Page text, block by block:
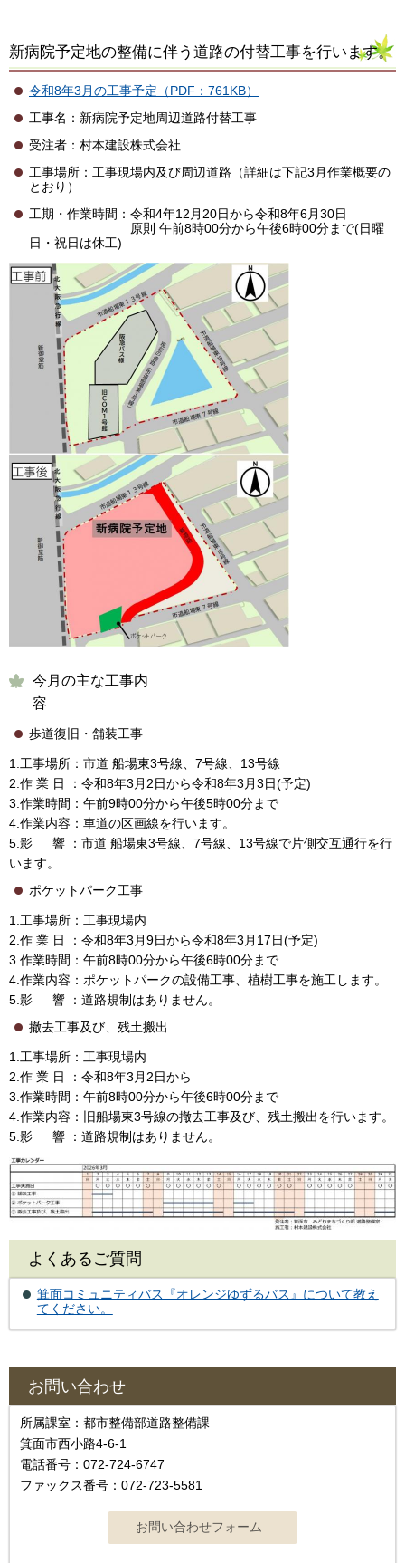
新病院予定地の整備に伴う道路の付替工事を行います。
令和8年3月の工事予定（PDF：761KB）
工事名：新病院予定地周辺道路付替工事
受注者：村本建設株式会社
工事場所：工事現場内及び周辺道路（詳細は下記3月作業概要の
とおり）
工期・作業時間：令和4年12月20日から令和8年6月30日
原則 午前8時00分から午後6時00分まで(日曜
日・祝日は休工)
今月の主な工事内
歩道復旧・舗装工事
1.工事場所：市道 船場東3号線、7号線、13号線
2.作 業 日 ：令和8年3月2日から令和8年3月3日(予定)
3.作業時間：午前9時00分から午後5時00分まで
4.作業内容：車道の区画線を行います。
5.影 響 ：市道 船場東3号線、7号線、13号線で片側交互通行を行
います。
ポケットパーク工事
1.工事場所：工事現場内
2.作 業 日 ：令和8年3月9日から令和8年3月17日(予定)
3.作業時間：午前8時00分から午後6時00分まで
4.作業内容：ポケットパークの設備工事、植樹工事を施工します。
5.影 響 ：道路規制はありません。
撤去工事及び、残土搬出
1.工事場所：工事現場内
2.作 業 日 ：令和8年3月2日から
3.作業時間：午前8時00分から午後6時00分まで
4.作業内容：旧船場東3号線の撤去工事及び、残土搬出を行います。
5.影 響 ：道路規制はありません。
よくあるご質問
箕面コミュニティバス『オレンジゆずるバス』について教え
てください。
お問い合わせ
所属課室：都市整備部道路整備課
箕面市西小路4-6-1
電話番号：072-724-6747
ファックス番号：072-723-5581